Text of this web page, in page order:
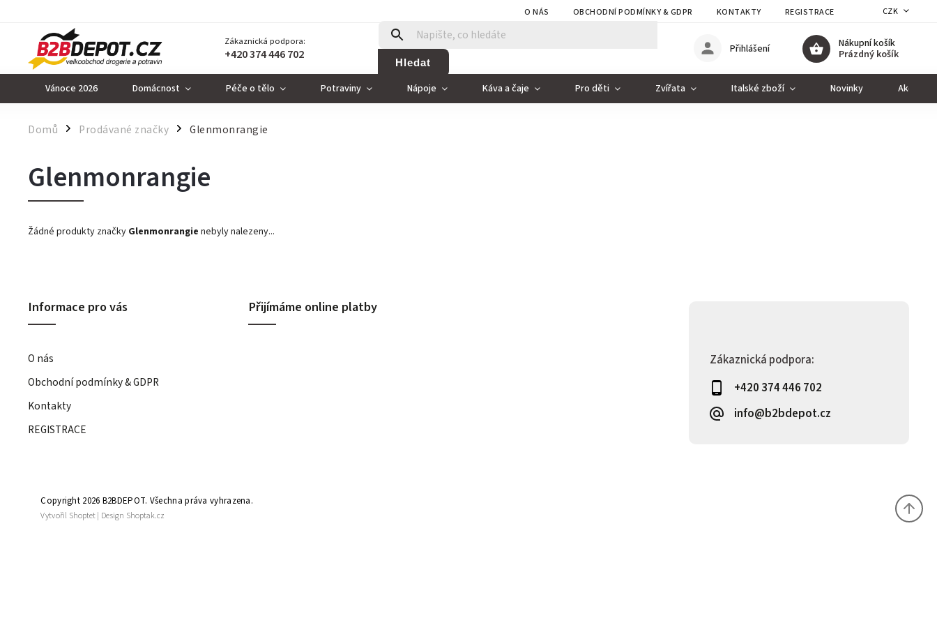
O NÁS OBCHODNÍ PODMÍNKY & GDPR KONTAKTY REGISTRACE CZK
Zákaznická podpora:
+420 374 446 702 Hledat
Nákupní košík
Prázdný košík
Přihlášení
Vánoce 2026 Domácnost Péče o tělo Potraviny Nápoje Káva a čaje Pro děti Zvířata Italské zboží Novinky Akce
Domů / Prodávané značky / Glenmonrangie
Glenmonrangie
Žádné produkty značky Glenmonrangie nebyly nalezeny...
Zákaznická podpora:
+420 374 446 702
info@b2bdepot.cz
Informace pro vás
O nás
Obchodní podmínky & GDPR
Kontakty
REGISTRACE
Přijímáme online platby
Copyright 2026 B2BDEPOT. Všechna práva vyhrazena.
Vytvořil Shoptet| Design Shoptak.cz